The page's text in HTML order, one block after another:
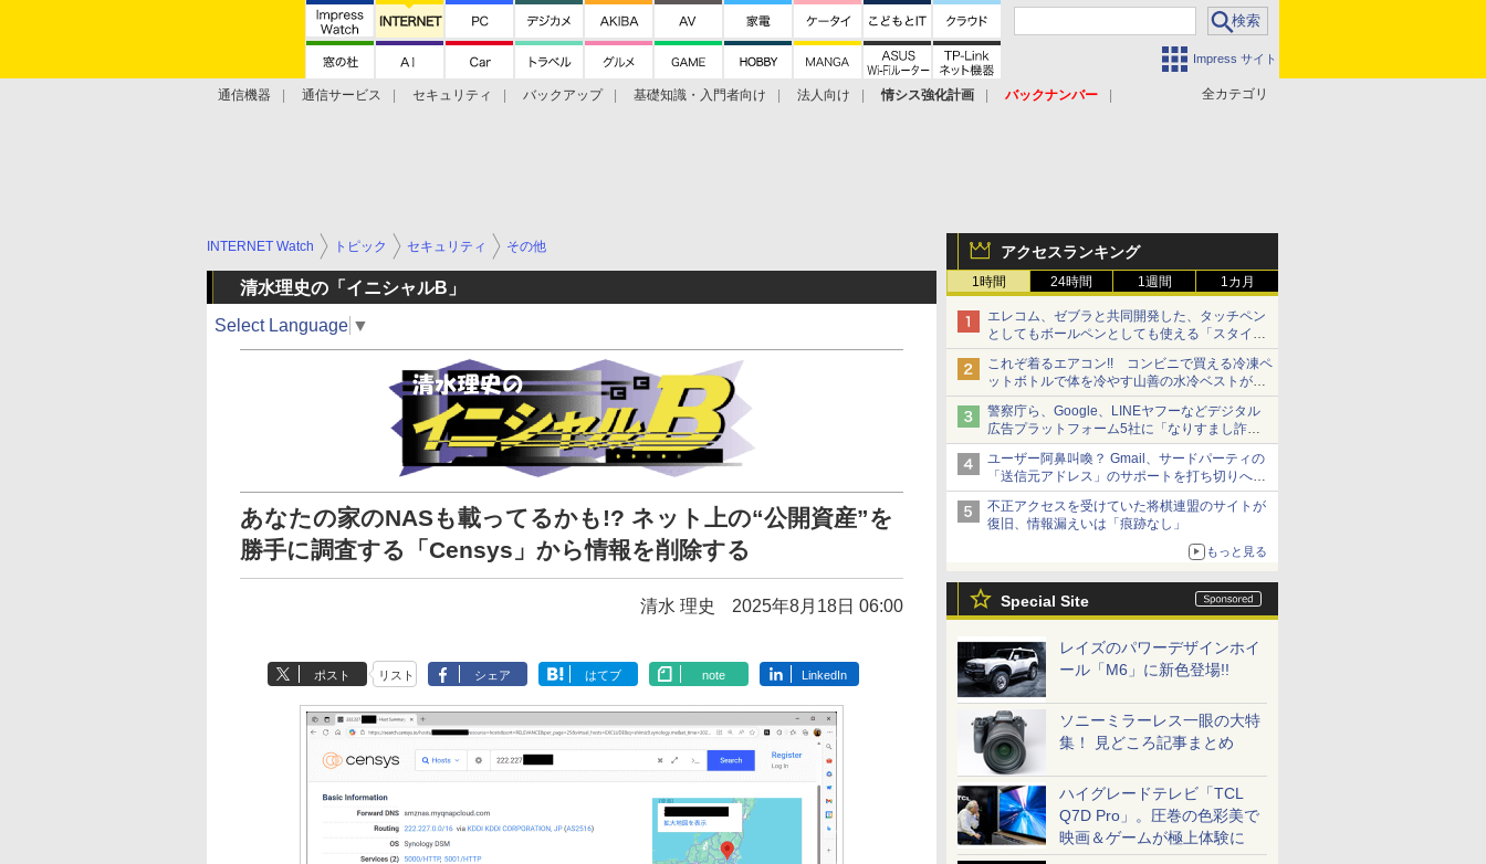
Impress サイト
全カテゴリ
通信機器 通信サービス セキュリティ バックアップ 基礎知識・入門者向け 法人向け 情シス強化計画
バックナンバー
アクセスランキング
1時間 24時間 1週間 1カ月
エレコム、ゼブラと共同開発した、タッチペン
としてもボールペンとしても使える「スタイラ
スツーウェイ」発売 iPadにも紙にも、持ち替
えずに書き込める
これぞ着るエアコン!! コンビニで買える冷凍ペ
ットボトルで体を冷やす山善の水冷ベストがロ
ードバイクにちょうどいい【ぼっち・ざ・ろー
ど！その14】【空いた時間でなにしてる？】
警察庁ら、Google、LINEヤフーなどデジタル
広告プラットフォーム5社に「なりすまし詐欺
広告」対策強化を要請 著名人の写真や映像を
使った投資詐欺などへの対策として
ユーザー阿鼻叫喚？ Gmail、サードパーティの
「送信元アドレス」のサポートを打ち切りへ
【やじうまWatch】
不正アクセスを受けていた将棋連盟のサイトが
復旧、情報漏えいは「痕跡なし」
もっと見る
Special Site
レイズのパワーデザインホイ
ール「M6」に新色登場!!
ソニーミラーレス一眼の大特
集！ 見どころ記事まとめ
ハイグレードテレビ「TCL
Q7D Pro」。圧巻の色彩美で
映画＆ゲームが極上体験に
INTERNET Watch トピック セキュリティ その他
清水理史の「イニシャルB」
Select Language ▼
あなたの家のNASも載ってるかも!? ネット上の“公開資産”を
勝手に調査する「Censys」から情報を削除する
清水 理史 2025年8月18日 06:00
ポスト リスト シェア はてブ note LinkedIn